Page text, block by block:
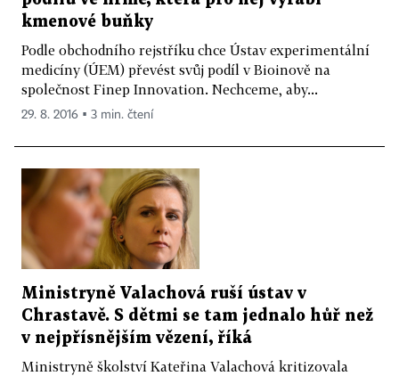
kmenové buňky
Podle obchodního rejstříku chce Ústav experimentální
medicíny (ÚEM) převést svůj podíl v Bioinově na
společnost Finep Innovation. Nechceme, aby...
29. 8. 2016 ▪ 3 min. čtení
Ministryně Valachová ruší ústav v
Chrastavě. S dětmi se tam jednalo hůř než
v nejpřísnějším vězení, říká
Ministryně školství Kateřina Valachová kritizovala